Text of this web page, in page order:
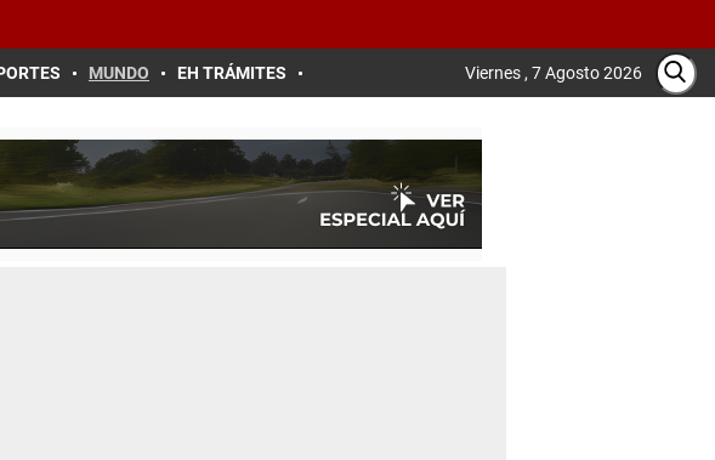
MUNDO EH TRÁMITES Viernes , 7 Agosto 2026